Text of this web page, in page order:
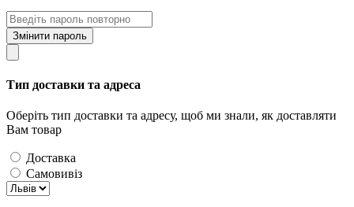
Змінити пароль
Тип доставки та адреса
Оберіть тип доставки та адресу, щоб ми знали, як доставляти
Вам товар
Доставка
Самовивіз